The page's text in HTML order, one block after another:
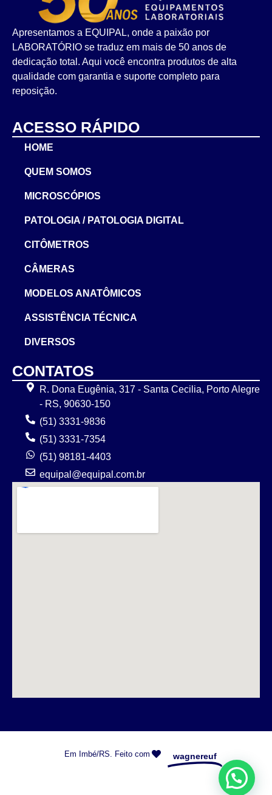
Apresentamos a EQUIPAL, onde a paixão por
LABORATÓRIO se traduz em mais de 50 anos de
dedicação total. Aqui você encontra produtos de alta
qualidade com garantia e suporte completo para
reposição.
ACESSO RÁPIDO
HOME
QUEM SOMOS
MICROSCÓPIOS
PATOLOGIA / PATOLOGIA DIGITAL
CITÔMETROS
CÂMERAS
MODELOS ANATÔMICOS
ASSISTÊNCIA TÉCNICA
DIVERSOS
CONTATOS
R. Dona Eugênia, 317 - Santa Cecilia, Porto Alegre
- RS, 90630-150
(51) 3331-9836
(51) 3331-7354
(51) 98181-4403
equipal@equipal.com.br
Em Imbé/RS. Feito com wagnereuf